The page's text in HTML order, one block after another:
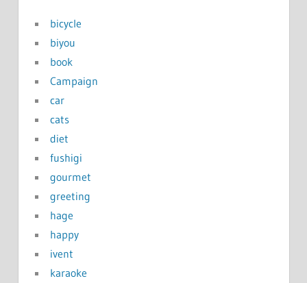
bicycle
biyou
book
Campaign
car
cats
diet
fushigi
gourmet
greeting
hage
happy
ivent
karaoke